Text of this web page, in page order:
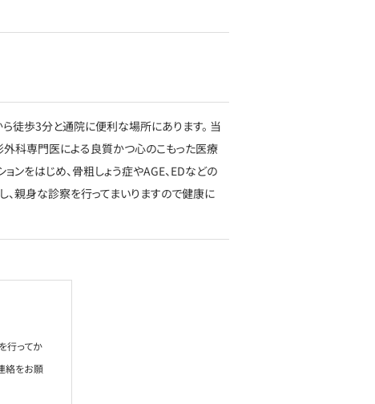
徒歩3分と通院に便利な場所にあります。 当
科専門医による良質かつ心のこもった医療
ンをはじめ、骨粗しょう症やAGE、EDなどの
、親身な診察を行ってまいりますので健康に
行ってか
絡をお願